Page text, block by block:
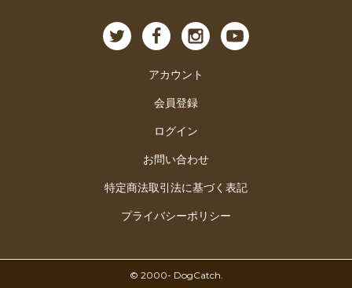
アカウント
会員登録
ログイン
お問い合わせ
特定商法取引法に基づく表記
プライバシーポリシー
© ︎2000- DogCatch.